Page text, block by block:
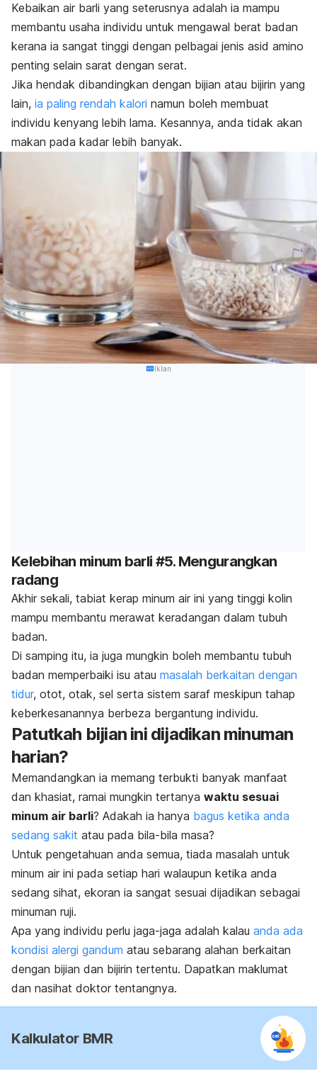
Kebaikan air barli yang seterusnya adalah ia mampu
membantu usaha individu untuk mengawal berat badan
kerana ia sangat tinggi dengan pelbagai jenis asid amino
penting selain sarat dengan serat.
Jika hendak dibandingkan dengan bijian atau bijirin yang
lain, ia paling rendah kalori namun boleh membuat
individu kenyang lebih lama. Kesannya, anda tidak akan
makan pada kadar lebih banyak.
Iklan
Kelebihan minum barli #5. Mengurangkan
radang
Akhir sekali, tabiat kerap minum air ini yang tinggi kolin
mampu membantu merawat keradangan dalam tubuh
badan.
Di samping itu, ia juga mungkin boleh membantu tubuh
badan memperbaiki isu atau masalah berkaitan dengan
tidur, otot, otak, sel serta sistem saraf meskipun tahap
keberkesanannya berbeza bergantung individu.
Patutkah bijian ini dijadikan minuman
harian?
Memandangkan ia memang terbukti banyak manfaat
dan khasiat, ramai mungkin tertanya waktu sesuai
minum air barli? Adakah ia hanya bagus ketika anda
sedang sakit atau pada bila-bila masa?
Untuk pengetahuan anda semua, tiada masalah untuk
minum air ini pada setiap hari walaupun ketika anda
sedang sihat, ekoran ia sangat sesuai dijadikan sebagai
minuman ruji.
Apa yang individu perlu jaga-jaga adalah kalau anda ada
kondisi alergi gandum atau sebarang alahan berkaitan
dengan bijian dan bijirin tertentu. Dapatkan maklumat
dan nasihat doktor tentangnya.
Kalkulator BMR